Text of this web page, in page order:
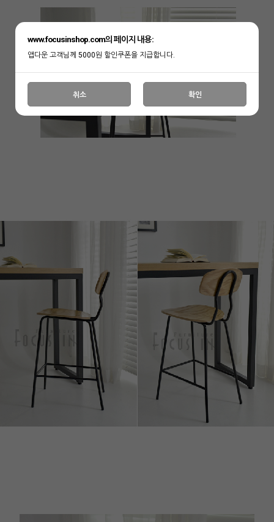
www.focusinshop.com의 페이지 내용:
앱다운 고객님께 5000원 할인쿠폰을 지급합니다.
취소 확인